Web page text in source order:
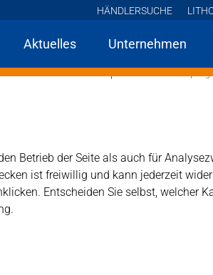
Betrieb der Seite als auch für
ist freiwillig und kann jederzeit
Entscheiden Sie selbst, welcher
HÄNDLERSUCHE
Aktuelles Unternehmen
Steinböden. Trägt zum Erhalt
u.a. matten Belägen geeignet.